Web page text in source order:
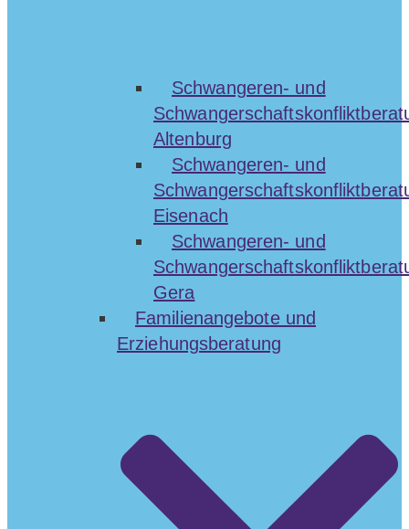
Schwangeren- und
Altenburg
Schwangeren- und
Eisenach
Schwangeren- und
Gera
Familienangebote und
Erziehungsberatung